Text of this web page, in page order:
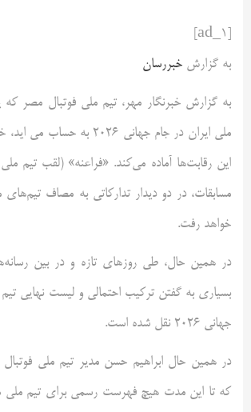
به گزارش خبررسان
به گزارش خبرنگار مهر، تیم ملی فوتبال مصر که
ملی ایران در جام جهانی ۲۰۲۶ به
این رقابت‌ها آماده می‌کند. «فراعنه» (لقب تیم
مسابقات، در دو دیدار تدارکاتی به مصاف
خواهد رفت.
در همین حال، طی روزهای تازه و در بین
بسیاری به گفتن ترکیب احتمالی و لیست نهایی
جهانی ۲۰۲۶ نقل شده است.
در همین حال ابراهیم حسن مدیر تیم ملی
که تا این مدت هیچ فهرست رسمی برای تیم